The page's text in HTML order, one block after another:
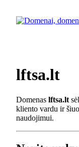
lftsa.lt
Domenas lftsa.lt
kliento vardu ir
naudojimui.